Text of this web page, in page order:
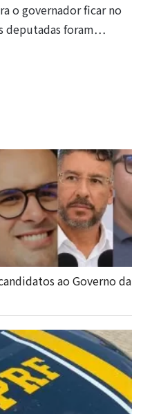
o governador ficar no
deputadas foram…
ao Governo da